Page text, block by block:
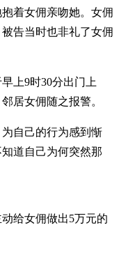
着女佣亲吻她。女佣
告当时也非礼了女佣
上9时30分出门上
居女佣随之报警。
自己的行为感到惭
道自己为何突然那
给女佣做出5万元的